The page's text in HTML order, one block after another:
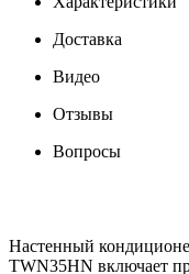
Доставка
Видео
Отзывы
Вопросы
Настенный
TWN35HN включает